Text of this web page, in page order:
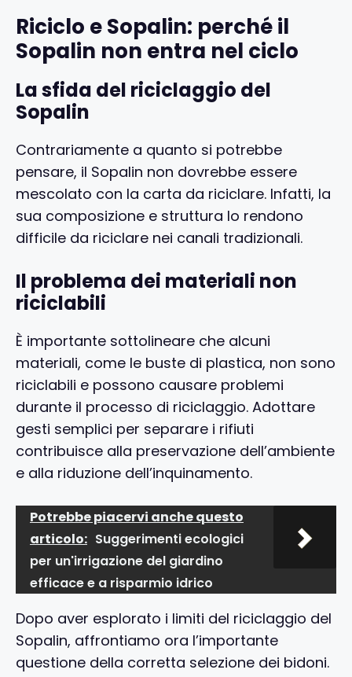
Riciclo e Sopalin: perché il
Sopalin non entra nel ciclo
La sfida del riciclaggio del
Sopalin
Contrariamente a quanto si potrebbe
pensare, il Sopalin non dovrebbe essere
mescolato con la carta da riciclare. Infatti, la
sua composizione e struttura lo rendono
difficile da riciclare nei canali tradizionali.
Il problema dei materiali non
riciclabili
È importante sottolineare che alcuni
materiali, come le buste di plastica, non sono
riciclabili e possono causare problemi
durante il processo di riciclaggio. Adottare
gesti semplici per separare i rifiuti
contribuisce alla preservazione dell’ambiente
e alla riduzione dell’inquinamento.
Potrebbe piacervi anche questo
articolo: Suggerimenti ecologici
per un'irrigazione del giardino
efficace e a risparmio idrico
Dopo aver esplorato i limiti del riciclaggio del
Sopalin, affrontiamo ora l’importante
questione della corretta selezione dei bidoni.